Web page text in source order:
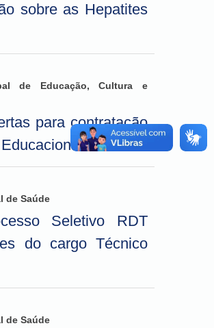
sobre as Hepatites
de Educação, Cultura e
para contratação
de Saúde
Seletivo RDT
do cargo Técnico
de Saúde